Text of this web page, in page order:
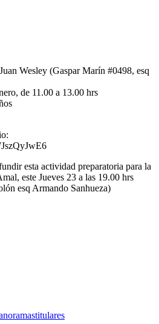
Wesley (Gaspar Marín #0498, esq
de 11.00 a 13.00 hrs
esta actividad preparatoria para la
este Jueves 23 a las 19.00 hrs
esq Armando Sanhueza)
titulares